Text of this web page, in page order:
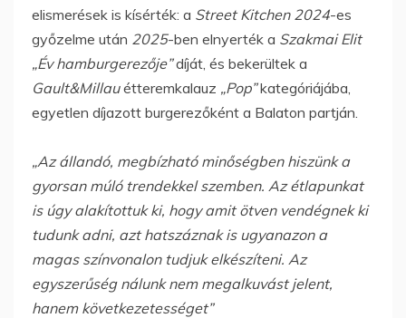
elismerések is kísérték: a Street Kitchen 2024-es
győzelme után 2025-ben elnyerték a Szakmai Elit
„Év hamburgerezője”díját, és bekerültek a
Gault&Millauétteremkalauz „Pop”kategóriájába,
egyetlen díjazott burgerezőként a Balaton partján.
„Az állandó, megbízható minőségben hiszünk a
gyorsan múló trendekkel szemben. Az étlapunkat
is úgy alakítottuk ki, hogy amit ötven vendégnek ki
tudunk adni, azt hatszáznak is ugyanazon a
magas színvonalon tudjuk elkészíteni. Az
egyszerűség nálunk nem megalkuvást jelent,
hanem következetességet”